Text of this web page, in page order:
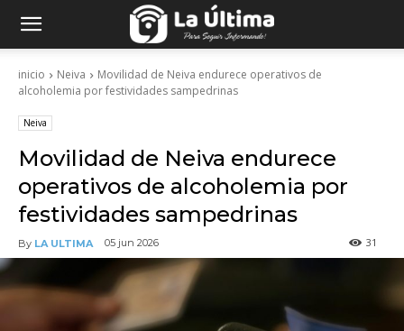
inicio Neiva
Movilidad de Neiva endurece operativos de
alcoholemia por festividades sampedrinas
Neiva
Movilidad de Neiva endurece
operativos de alcoholemia por
festividades sampedrinas
By LA ULTIMA 05 jun 2026 31